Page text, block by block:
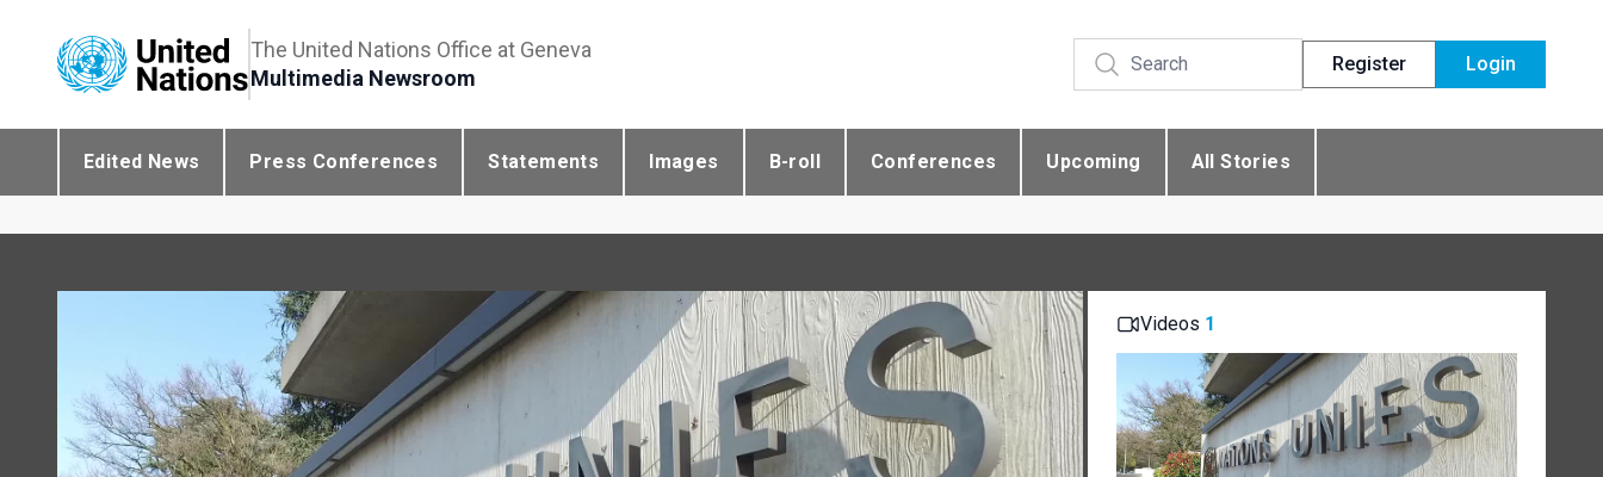
The United Nations Office at Geneva
Multimedia Newsroom
Register Login
Edited News Press Conferences Statements Images B-roll Conferences Upcoming All Stories
Videos 1